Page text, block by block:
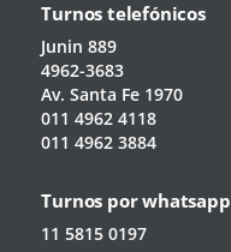
Turnos telefónicos
Junin 889
4962-3683
Av. Santa Fe 1970
011 4962 4118
011 4962 3884
Turnos por whatsapp
11 5815 0197